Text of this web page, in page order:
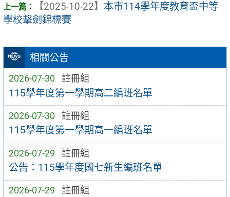
相關公告
2026-07-30 註冊組
115學年度第一學期高二編班名單
2026-07-30 註冊組
115學年度第一學期高一編班名單
2026-07-29 註冊組
公告：115學年度國七新生編班名單
2026-07-29 註冊組
【2025-10-22】 本市114學年度教育盃中等
學校擊劍錦標賽